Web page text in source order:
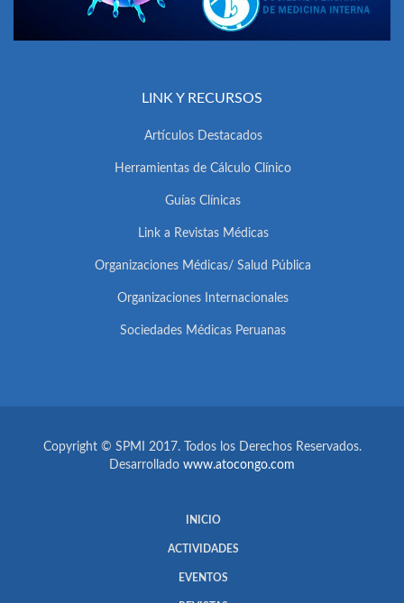
LINK Y RECURSOS
Artículos Destacados
Herramientas de Cálculo Clínico
Guías Clínicas
Link a Revistas Médicas
Organizaciones Médicas/ Salud Pública
Organizaciones Internacionales
Sociedades Médicas Peruanas
Copyright © SPMI 2017. Todos los Derechos Reservados.
Desarrollado www.atocongo.com
INICIO
ACTIVIDADES
EVENTOS